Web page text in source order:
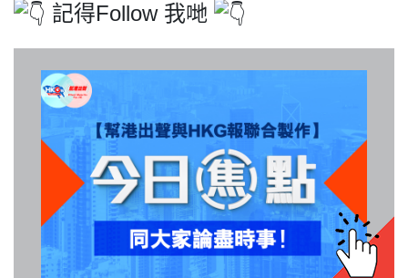
我們的立場
登記支持
記得Follow 我哋